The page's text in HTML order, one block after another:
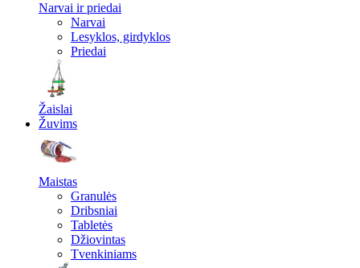
Narvai ir priedai
Narvai
Lesyklos, girdyklos
Priedai
Žaislai
Žuvims
Maistas
Granulės
Dribsniai
Tabletės
Džiovintas
Tvenkiniams